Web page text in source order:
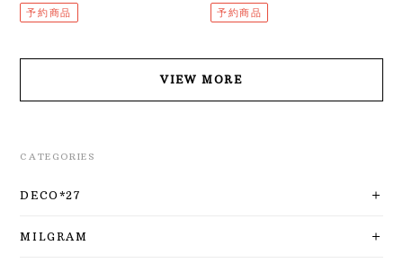
予約商品 予約商品
VIEW MORE
CATEGORIES
DECO*27
MILGRAM